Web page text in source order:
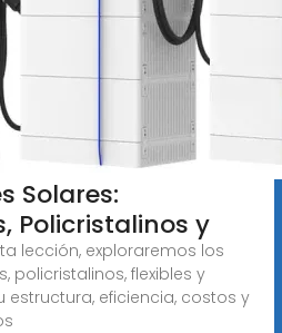
Solares:
Policristalinos y
lección, exploraremos los
policristalinos, flexibles y
estructura, eficiencia, costos y